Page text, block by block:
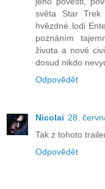
světa Star Trek
hvězdné lodi
poznáním
života a nové
dosud nikdo
Odpovědět
Nicolai 28.
Tak z tohoto
Odpovědět